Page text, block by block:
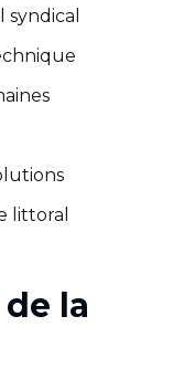
littoral
la